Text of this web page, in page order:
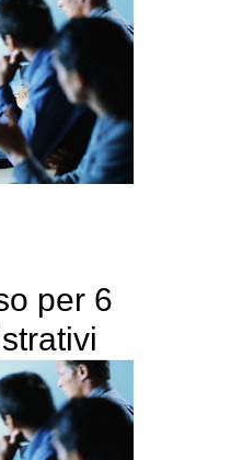
per 6